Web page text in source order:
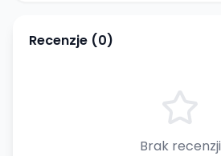
Recenzje (0)
Brak recenzji